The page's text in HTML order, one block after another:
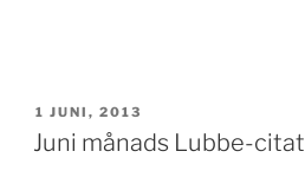
PUBLICERAT
1 JUNI, 2013
Juni månads Lubbe-citat